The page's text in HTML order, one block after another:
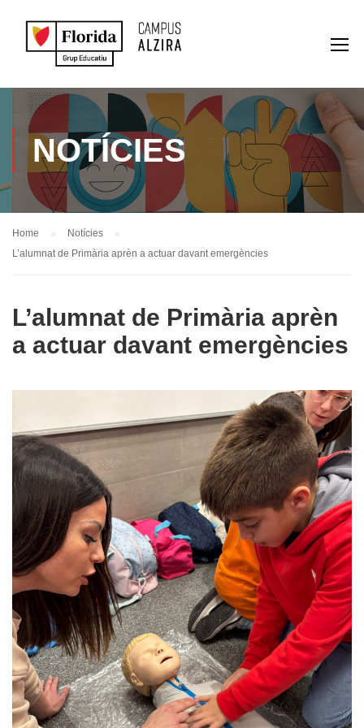
NOTÍCIES
Home
Notícies
L’alumnat de Primària aprèn a actuar davant emergències
L’alumnat de Primària aprèn
a actuar davant emergències